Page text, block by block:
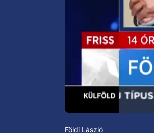
Földi László